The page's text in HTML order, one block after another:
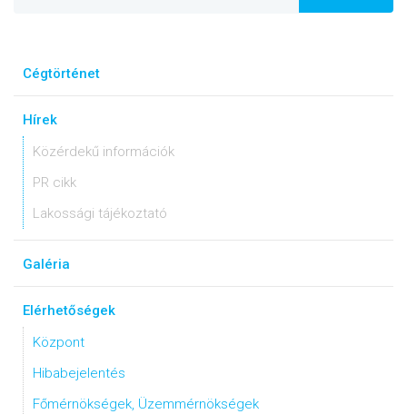
Cégtörténet
Hírek
Közérdekű információk
PR cikk
Lakossági tájékoztató
Galéria
Elérhetőségek
Központ
Hibabejelentés
Főmérnökségek, Üzemmérnökségek